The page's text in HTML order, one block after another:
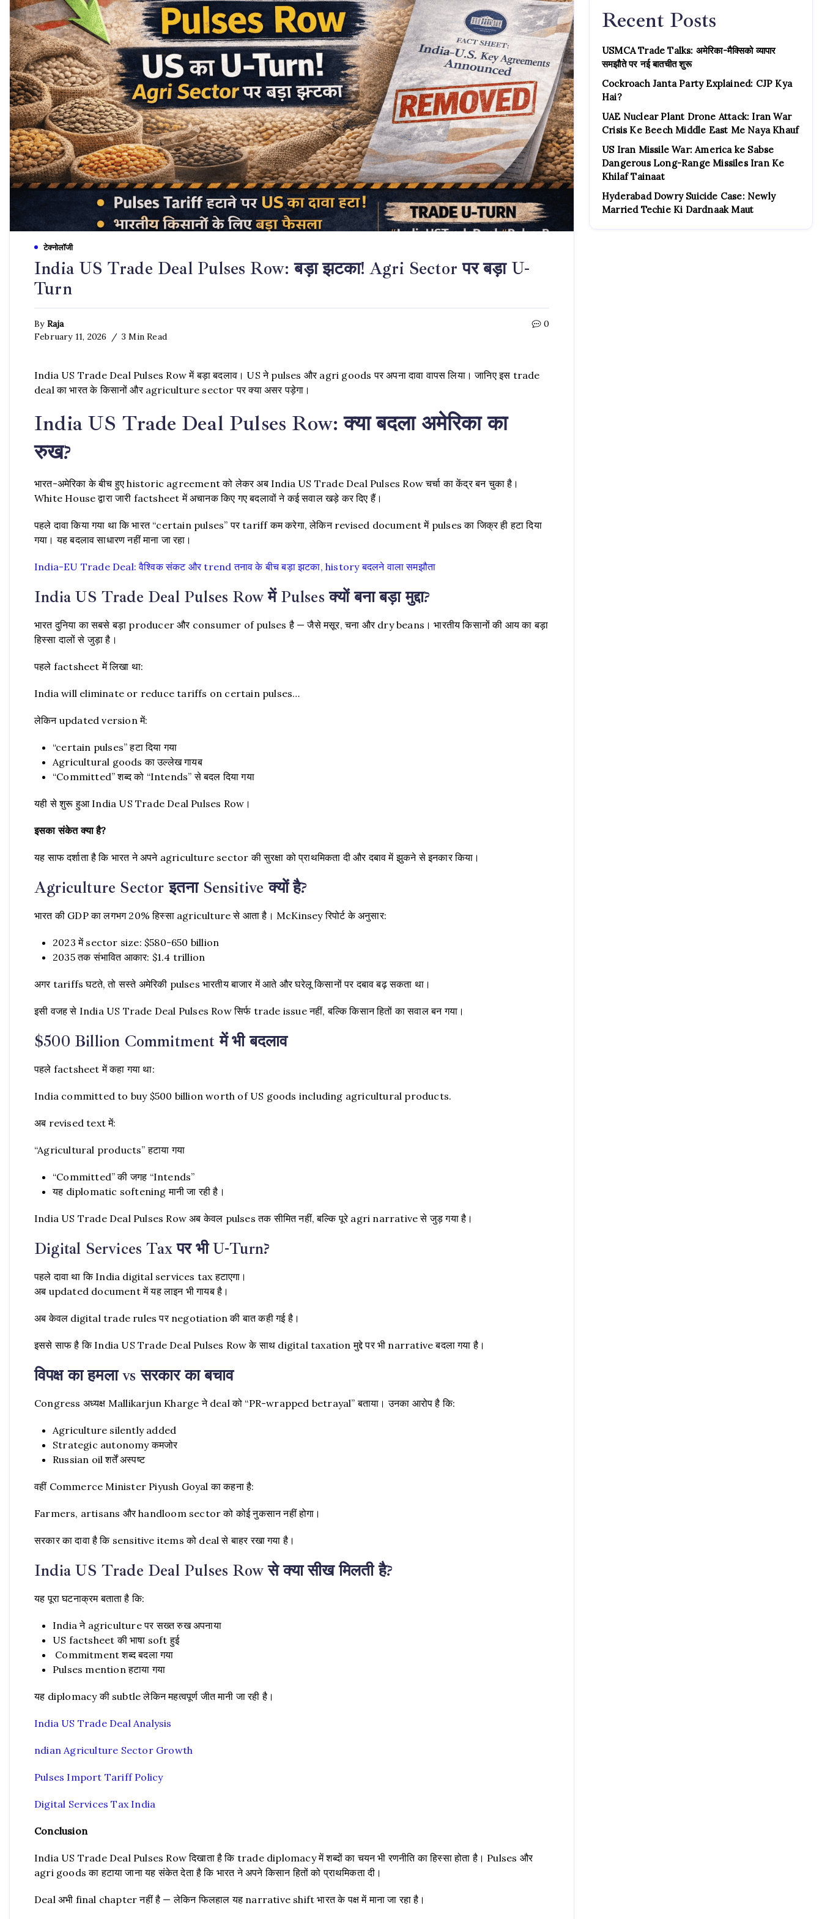
टेक्नोलॉजी
India US Trade Deal Pulses Row: बड़ा झटका! Agri Sector पर बड़ा U-
Turn
By Raja
February 11, 2026
3 Min Read
0
India US Trade Deal Pulses Row में बड़ा बदलाव। US ने pulses और agri goods पर अपना दावा वापस लिया। जानिए इस trade
deal का भारत के किसानों और agriculture sector पर क्या असर पड़ेगा।
India US Trade Deal Pulses Row: क्या बदला अमेरिका का
रुख?
भारत-अमेरिका के बीच हुए historic agreement को लेकर अब India US Trade Deal Pulses Row चर्चा का केंद्र बन चुका है।
White House द्वारा जारी factsheet में अचानक किए गए बदलावों ने कई सवाल खड़े कर दिए हैं।
पहले दावा किया गया था कि भारत “certain pulses” पर tariff कम करेगा, लेकिन revised document में pulses का जिक्र ही हटा दिया
गया। यह बदलाव साधारण नहीं माना जा रहा।
India-EU Trade Deal: वैश्विक संकट और trend तनाव के बीच बड़ा झटका, history बदलने वाला समझौता
India US Trade Deal Pulses Row में Pulses क्यों बना बड़ा मुद्दा?
भारत दुनिया का सबसे बड़ा producer और consumer of pulses है — जैसे मसूर, चना और dry beans। भारतीय किसानों की आय का बड़ा
हिस्सा दालों से जुड़ा है।
पहले factsheet में लिखा था:
India will eliminate or reduce tariffs on certain pulses…
लेकिन updated version में:
“certain pulses” हटा दिया गया
Agricultural goods का उल्लेख गायब
“Committed” शब्द को “Intends” से बदल दिया गया
यही से शुरू हुआ India US Trade Deal Pulses Row।
इसका संकेत क्या है?
यह साफ दर्शाता है कि भारत ने अपने agriculture sector की सुरक्षा को प्राथमिकता दी और दबाव में झुकने से इनकार किया।
Agriculture Sector इतना Sensitive क्यों है?
भारत की GDP का लगभग 20% हिस्सा agriculture से आता है। McKinsey रिपोर्ट के अनुसार:
2023 में sector size: $580-650 billion
2035 तक संभावित आकार: $1.4 trillion
अगर tariffs घटते, तो सस्ते अमेरिकी pulses भारतीय बाजार में आते और घरेलू किसानों पर दबाव बढ़ सकता था।
इसी वजह से India US Trade Deal Pulses Row सिर्फ trade issue नहीं, बल्कि किसान हितों का सवाल बन गया।
$500 Billion Commitment में भी बदलाव
पहले factsheet में कहा गया था:
India committed to buy $500 billion worth of US goods including agricultural products.
अब revised text में:
“Agricultural products” हटाया गया
“Committed” की जगह “Intends”
यह diplomatic softening मानी जा रही है।
India US Trade Deal Pulses Row अब केवल pulses तक सीमित नहीं, बल्कि पूरे agri narrative से जुड़ गया है।
Digital Services Tax पर भी U-Turn?
पहले दावा था कि India digital services tax हटाएगा।
अब updated document में यह लाइन भी गायब है।
अब केवल digital trade rules पर negotiation की बात कही गई है।
इससे साफ है कि India US Trade Deal Pulses Row के साथ digital taxation मुद्दे पर भी narrative बदला गया है।
विपक्ष का हमला vs सरकार का बचाव
Congress अध्यक्ष Mallikarjun Kharge ने deal को “PR-wrapped betrayal” बताया। उनका आरोप है कि:
Agriculture silently added
Strategic autonomy कमजोर
Russian oil शर्तें अस्पष्ट
वहीं Commerce Minister Piyush Goyal का कहना है:
Farmers, artisans और handloom sector को कोई नुकसान नहीं होगा।
सरकार का दावा है कि sensitive items को deal से बाहर रखा गया है।
India US Trade Deal Pulses Row से क्या सीख मिलती है?
यह पूरा घटनाक्रम बताता है कि:
India ने agriculture पर सख्त रुख अपनाया
US factsheet की भाषा soft हुई
Commitment शब्द बदला गया
Pulses mention हटाया गया
यह diplomacy की subtle लेकिन महत्वपूर्ण जीत मानी जा रही है।
India US Trade Deal Analysis
ndian Agriculture Sector Growth
Pulses Import Tariff Policy
Digital Services Tax India
Conclusion
India US Trade Deal Pulses Row दिखाता है कि trade diplomacy में शब्दों का चयन भी रणनीति का हिस्सा होता है। Pulses और
agri goods का हटाया जाना यह संकेत देता है कि भारत ने अपने किसान हितों को प्राथमिकता दी।
Deal अभी final chapter नहीं है — लेकिन फिलहाल यह narrative shift भारत के पक्ष में माना जा रहा है।
Recent Posts
USMCA Trade Talks: अमेरिका-मैक्सिको व्यापार
समझौते पर नई बातचीत शुरू
Cockroach Janta Party Explained: CJP Kya
Hai?
UAE Nuclear Plant Drone Attack: Iran War
Crisis Ke Beech Middle East Me Naya Khauf
US Iran Missile War: America ke Sabse
Dangerous Long-Range Missiles Iran Ke
Khilaf Tainaat
Hyderabad Dowry Suicide Case: Newly
Married Techie Ki Dardnaak Maut